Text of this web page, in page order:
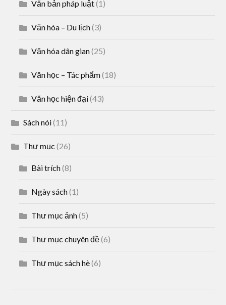
Văn bản pháp luật(1)
Văn hóa – Du lịch(3)
Văn hóa dân gian(25)
Văn học – Tác phẩm(18)
Văn học hiện đại(43)
Sách nói(11)
Thư mục (26)
Bài trích(8)
Ngày sách(1)
Thư mục ảnh(5)
Thư mục chuyên đề(6)
Thư mục sách hè(6)